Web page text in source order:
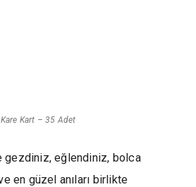
Kare Kart – 35 Adet
gezdiniz, eğlendiniz, bolca
en güzel anıları birlikte